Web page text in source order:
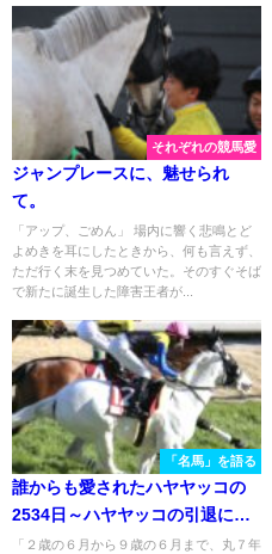
それぞれの競馬愛
ジャンプレースに、魅せられ
て。
「アップ、ごめん」 場内に響く悲鳴とど
よめきを耳にしたときから、何も言えず、
ただ行く末を見つめていた。そのすぐそば
で新たに誕生した障害王者が...
「名馬」を語る
誰からも愛されたハヤヤッコの
2534日～ハヤヤッコの引退によ
せて
「２歳の６月から９歳の６月まで、丸７年